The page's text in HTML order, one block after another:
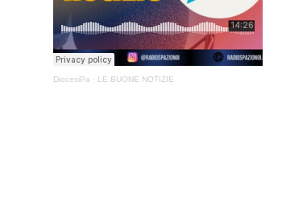
DiocesiPa · LE BUONE NOTIZIE